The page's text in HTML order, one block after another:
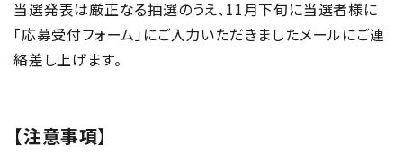
当選発表は厳正なる抽選のうえ、11月下旬に当選者様に
「応募受付フォーム」にご入力いただきましたメールにご連
絡差し上げます。
【注意事項】